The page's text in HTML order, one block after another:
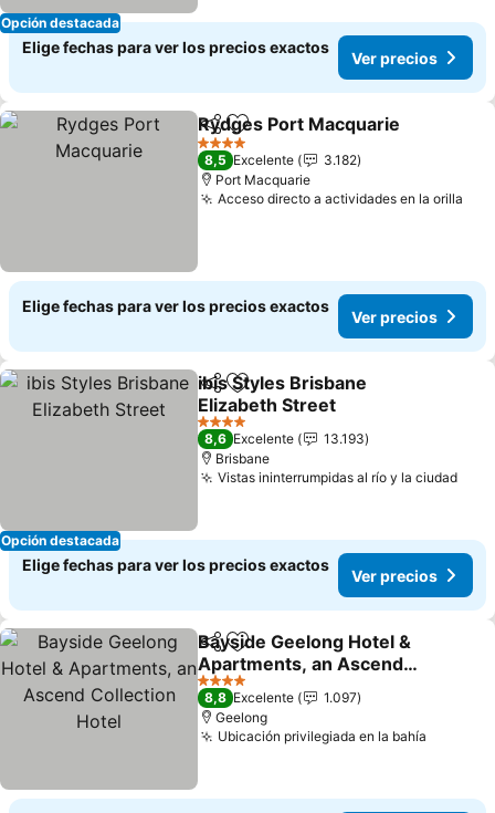
Opción destacada
Elige fechas para ver los precios exactos
Ver precios
CompartirAgregar a favoritos
Rydges Port Macquarie
4 Estrellas
8,5 Excelente
3.182
Port Macquarie
Acceso directo a actividades en la orilla
Elige fechas para ver los precios exactos
Ver precios
Opción destacada
CompartirAgregar a favoritos
ibis Styles Brisbane
Elizabeth Street
Ver precios
4 Estrellas
8,6 Excelente
13.193
Brisbane
Vistas ininterrumpidas al río y la ciudadVer
Elige fechas para ver los precios exactos
Ver precios
CompartirAgregar a favoritos
Bayside Geelong Hotel &
Apartments, an Ascend
Collection Hotel
Ver precios
4 Estrellas
8,8 Excelente
1.097
Geelong
Ubicación privilegiada en la bahía